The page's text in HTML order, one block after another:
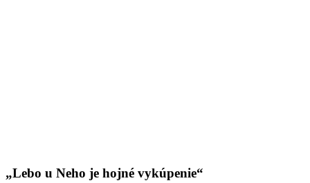
„Lebo u Neho je hojné vykúpenie“